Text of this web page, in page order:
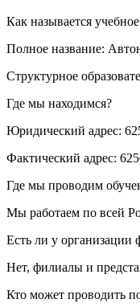
Как называется
Полное название:
Структурное
Где мы находимся?
Юридический адрес:
Фактический адрес:
Где мы проводим
Мы работаем по всей
Есть ли у организации
Нет, филиалы и
Кто может проводить